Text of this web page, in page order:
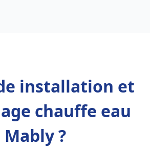
installation et
chauffe eau
Mably ?